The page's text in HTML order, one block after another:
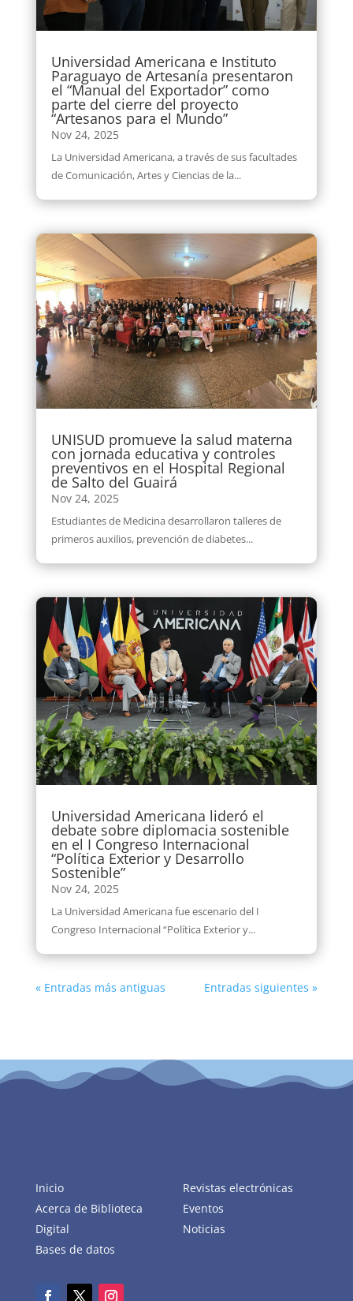
Universidad Americana e Instituto
Paraguayo de Artesanía presentaron
el “Manual del Exportador” como
parte del cierre del proyecto
“Artesanos para el Mundo”
Nov 24, 2025
La Universidad Americana, a través de sus facultades
de Comunicación, Artes y Ciencias de la...
UNISUD promueve la salud materna
con jornada educativa y controles
preventivos en el Hospital Regional
de Salto del Guairá
Nov 24, 2025
Estudiantes de Medicina desarrollaron talleres de
primeros auxilios, prevención de diabetes...
Universidad Americana lideró el
debate sobre diplomacia sostenible
en el I Congreso Internacional
“Política Exterior y Desarrollo
Sostenible”
Nov 24, 2025
La Universidad Americana fue escenario del I
Congreso Internacional “Política Exterior y...
« Entradas más antiguas Entradas siguientes »
Inicio
Acerca de Biblioteca
Digital
Bases de datos
Revistas electrónicas
Eventos
Noticias